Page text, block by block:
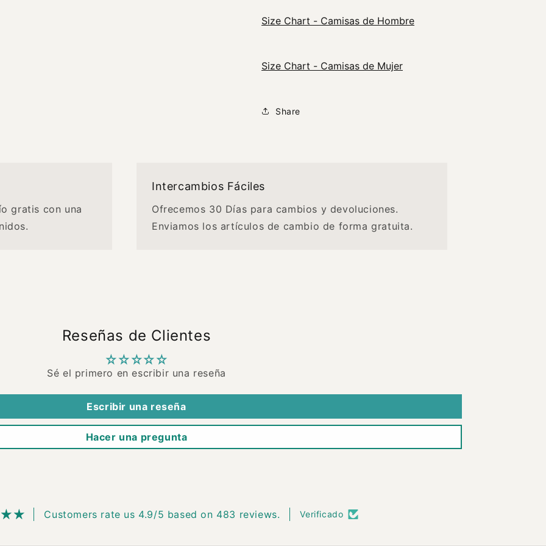
Size Chart - Camisas de Hombre
Size Chart - Camisas de Mujer
Share
gratis con una
Intercambios Fáciles
Ofrecemos 30 Días para cambios y devoluciones.
Enviamos los artículos de cambio de forma gratuita.
Reseñas de Clientes
Sé el primero en escribir una reseña
Escribir una reseña
Hacer una pregunta
Customers rate us 4.9/5 based on 483 reviews. Verificado